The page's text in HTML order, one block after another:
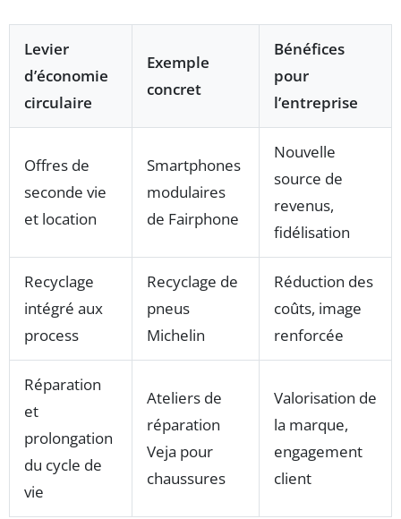
Levier
d’économie
circulaire
Exemple
concret
Bénéfices
pour
l’entreprise
Offres de
seconde vie
et location
Smartphones
modulaires
de Fairphone
Nouvelle
source de
revenus,
fidélisation
Recyclage
intégré aux
process
Recyclage de
pneus
Michelin
Réduction des
coûts, image
renforcée
Réparation
et
prolongation
du cycle de
vie
Ateliers de
réparation
Veja pour
chaussures
Valorisation de
la marque,
engagement
client